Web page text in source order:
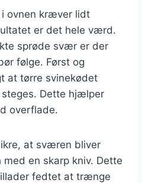
ovnen kræver lidt
er det hele værd.
sprøde svær er der
følge. Først og
at tørre svinekødet
Dette hjælper
overflade.
at sværen bliver
en skarp kniv. Dette
fedtet at trænge